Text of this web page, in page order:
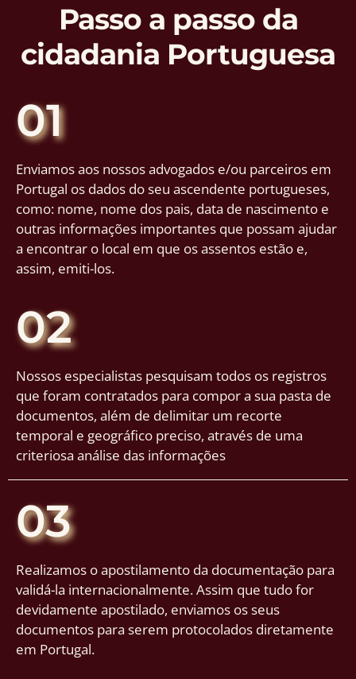
Passo a passo da
cidadania Portuguesa
01
Enviamos aos nossos advogados e/ou parceiros em
Portugal os dados do seu ascendente portugueses,
como: nome, nome dos pais, data de nascimento e
outras informações importantes que possam ajudar
a encontrar o local em que os assentos estão e,
assim, emiti-los.
02
Nossos especialistas pesquisam todos os registros
que foram contratados para compor a sua pasta de
documentos, além de delimitar um recorte
temporal e geográfico preciso, através de uma
criteriosa análise das informações
03
Realizamos o apostilamento da documentação para
validá-la internacionalmente. Assim que tudo for
devidamente apostilado, enviamos os seus
documentos para serem protocolados diretamente
em Portugal.